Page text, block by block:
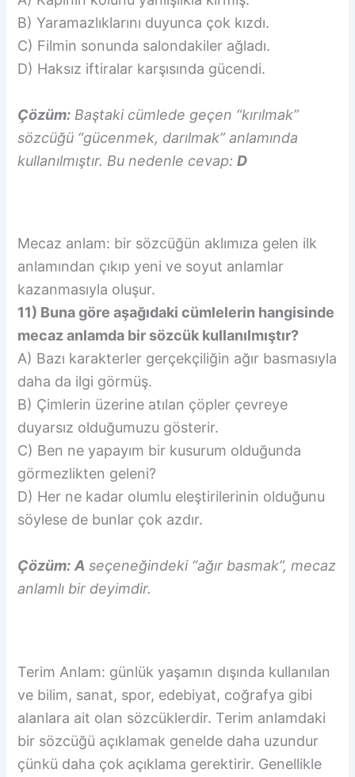
B) Yaramazlıklarını duyunca çok kızdı.
C) Filmin sonunda salondakiler ağladı.
D) Haksız iftiralar karşısında gücendi.
Çözüm: Baştaki cümlede geçen “kırılmak”
sözcüğü “gücenmek, darılmak” anlamında
kullanılmıştır. Bu nedenle cevap:D
Mecaz anlam: bir sözcüğün aklımıza gelen ilk
anlamından çıkıp yeni ve soyut anlamlar
kazanmasıyla oluşur.
11) Buna göre aşağıdaki cümlelerin hangisinde
mecaz anlamda bir sözcük kullanılmıştır?
A) Bazı karakterler gerçekçiliğin ağır basmasıyla
daha da ilgi görmüş.
B) Çimlerin üzerine atılan çöpler çevreye
duyarsız olduğumuzu gösterir.
C) Ben ne yapayım bir kusurum olduğunda
görmezlikten geleni?
D) Her ne kadar olumlu eleştirilerinin olduğunu
söylese de bunlar çok azdır.
Çözüm: A seçeneğindeki “ağır basmak”, mecaz
anlamlı bir deyimdir.
Terim Anlam: günlük yaşamın dışında kullanılan
ve bilim, sanat, spor, edebiyat, coğrafya gibi
alanlara ait olan sözcüklerdir. Terim anlamdaki
bir sözcüğü açıklamak genelde daha uzundur
çünkü daha çok açıklama gerektirir. Genellikle